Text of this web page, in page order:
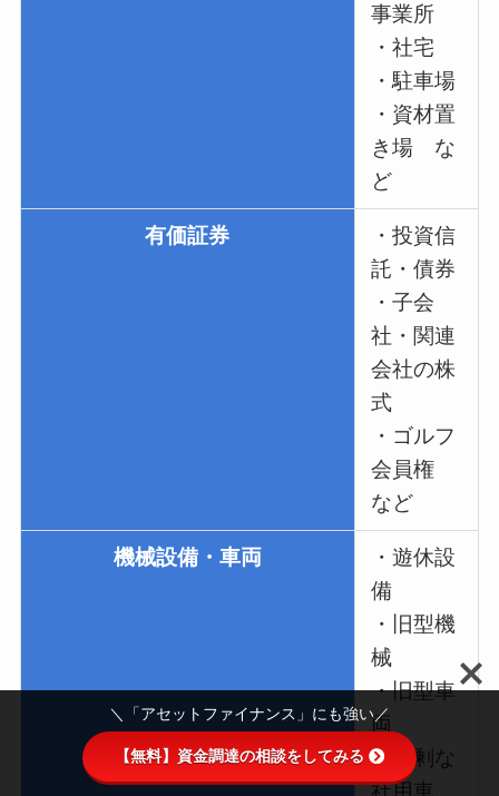
事業所
・社宅
・駐車場
・資材置
き場 な
ど
有価証券
・投資信
託・債券
・子会
社・関連
会社の株
式
・ゴルフ
会員権
など
機械設備・車両
・遊休設
備
・旧型機
械
・旧型車
両
・余剰な
社用車
＼「アセットファイナンス」にも強い／
【無料】資金調達の相談をしてみる